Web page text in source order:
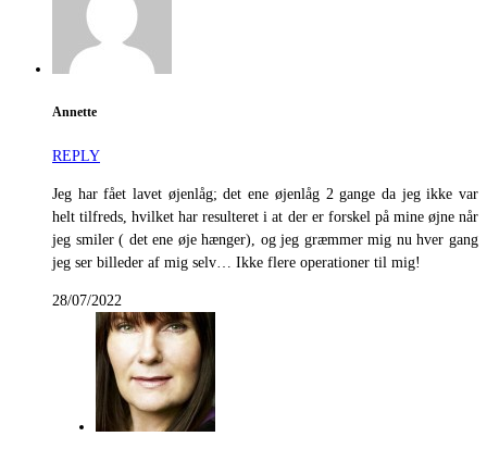
Annette
REPLY
Jeg har fået lavet øjenlåg; det ene øjenlåg 2 gange da jeg ikke var
helt tilfreds, hvilket har resulteret i at der er forskel på mine øjne når
jeg smiler ( det ene øje hænger), og jeg græmmer mig nu hver gang
jeg ser billeder af mig selv… Ikke flere operationer til mig!
28/07/2022